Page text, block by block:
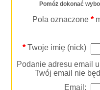
Pomóż dokonać
Pola oznaczone *
*Twoje imię (nick)
Podanie adresu email
Twój email nie
Email: